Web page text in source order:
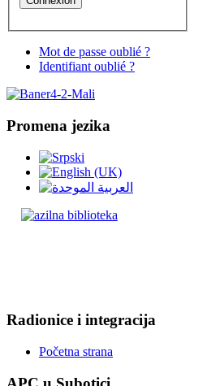
Mot de passe oublié ?
Identifiant oublié ?
Promena jezika
Radionice i integracija
Početna strana